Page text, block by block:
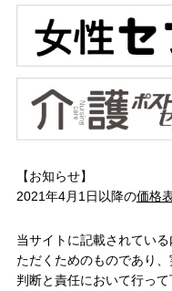
【お知らせ】
2021年4月1日以降の価格
当サイトに記載されてい
ただくためのものであり
判断と責任において行っ